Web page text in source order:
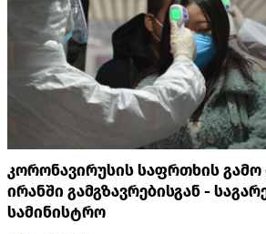
კორონავირუსის საფრთხის გამო
ირანში გამგზავრებისგან -
სამინისტრო